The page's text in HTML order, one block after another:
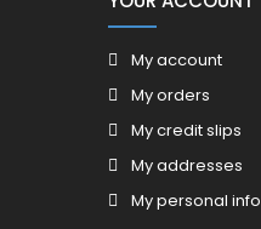
My account
My orders
My credit slips
My addresses
My personal info